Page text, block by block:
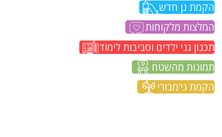
הקמת גן חדש
המלצות מלקוחות
תכנון גני ילדים וסביבות לימוד
תמונות מהשטח
הקמת גי'מבורי